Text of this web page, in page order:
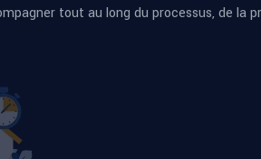
tout au long du processus, de la